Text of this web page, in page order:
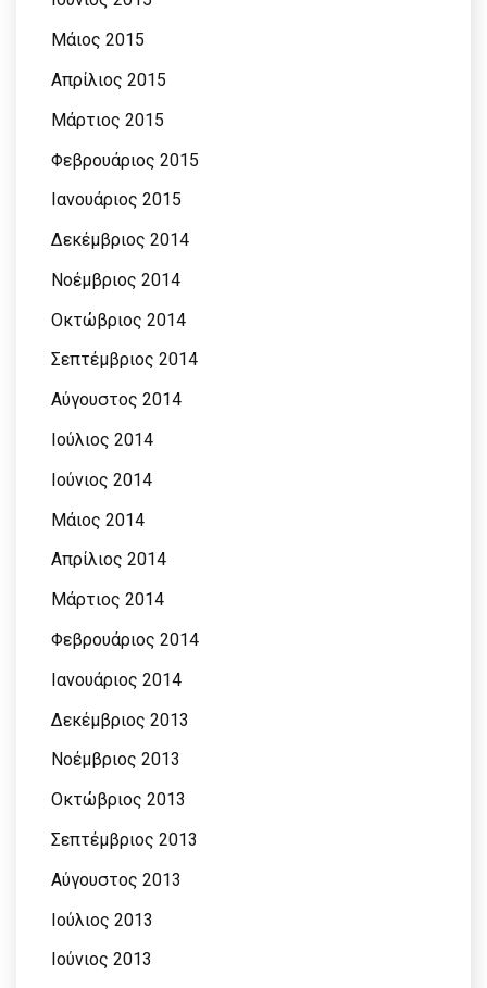
Μάιος 2015
Απρίλιος 2015
Μάρτιος 2015
Φεβρουάριος 2015
Ιανουάριος 2015
Δεκέμβριος 2014
Νοέμβριος 2014
Οκτώβριος 2014
Σεπτέμβριος 2014
Αύγουστος 2014
Ιούλιος 2014
Ιούνιος 2014
Μάιος 2014
Απρίλιος 2014
Μάρτιος 2014
Φεβρουάριος 2014
Ιανουάριος 2014
Δεκέμβριος 2013
Νοέμβριος 2013
Οκτώβριος 2013
Σεπτέμβριος 2013
Αύγουστος 2013
Ιούλιος 2013
Ιούνιος 2013